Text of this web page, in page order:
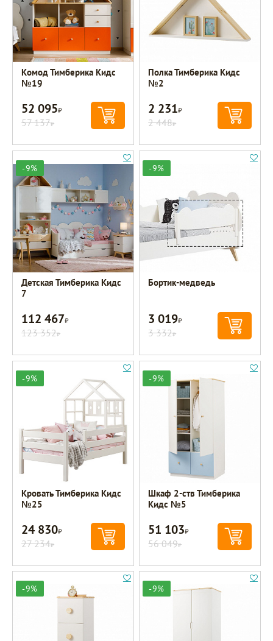
Комод Тимберика Кидс
№19
52 095Р
57 137Р
Полка Тимберика Кидс
№2
2 231Р
2 448Р
-9%
Детская Тимберика Кидс
7
112 467Р
123 352Р
-9%
Бортик-медведь
3 019Р
3 332Р
-9%
Кровать Тимберика Кидс
№25
24 830Р
27 234Р
-9%
Шкаф 2-ств Тимберика
Кидс №5
51 103Р
56 049Р
-9% -9%